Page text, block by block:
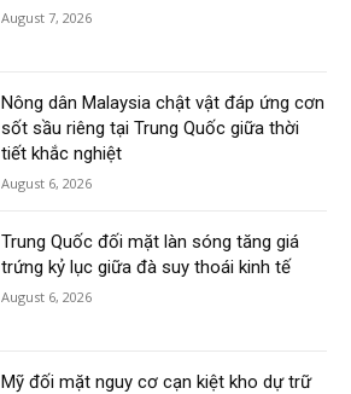
August 7, 2026
Nông dân Malaysia chật vật đáp ứng cơn
sốt sầu riêng tại Trung Quốc giữa thời
tiết khắc nghiệt
August 6, 2026
Trung Quốc đối mặt làn sóng tăng giá
trứng kỷ lục giữa đà suy thoái kinh tế
August 6, 2026
Mỹ đối mặt nguy cơ cạn kiệt kho dự trữ